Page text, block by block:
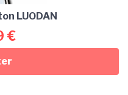
LUODAN
€